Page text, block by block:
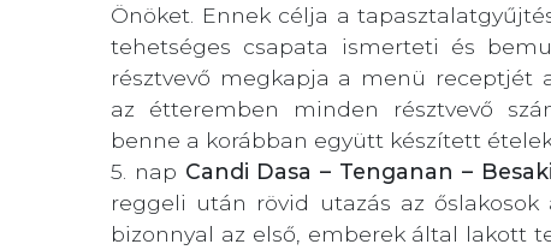
Önöket. Ennek célja a
tehetséges csapata ismerteti és
résztvevő megkapja a menü receptjét
az étteremben minden résztvevő
benne a korábban együtt készített
5. nap Candi Dasa – Tenganan –
reggeli után rövid utazás az
bizonnyal az első, emberek által lakott